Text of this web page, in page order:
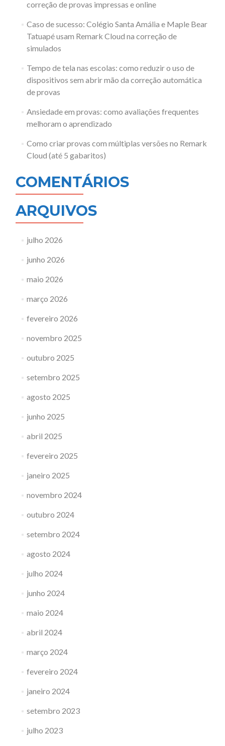
correção de provas impressas e online
Caso de sucesso: Colégio Santa Amália e Maple Bear
Tatuapé usam Remark Cloud na correção de
simulados
Tempo de tela nas escolas: como reduzir o uso de
dispositivos sem abrir mão da correção automática
de provas
Ansiedade em provas: como avaliações frequentes
melhoram o aprendizado
Como criar provas com múltiplas versões no Remark
Cloud (até 5 gabaritos)
COMENTÁRIOS
ARQUIVOS
julho 2026
junho 2026
maio 2026
março 2026
fevereiro 2026
novembro 2025
outubro 2025
setembro 2025
agosto 2025
junho 2025
abril 2025
fevereiro 2025
janeiro 2025
novembro 2024
outubro 2024
setembro 2024
agosto 2024
julho 2024
junho 2024
maio 2024
abril 2024
março 2024
fevereiro 2024
janeiro 2024
setembro 2023
julho 2023